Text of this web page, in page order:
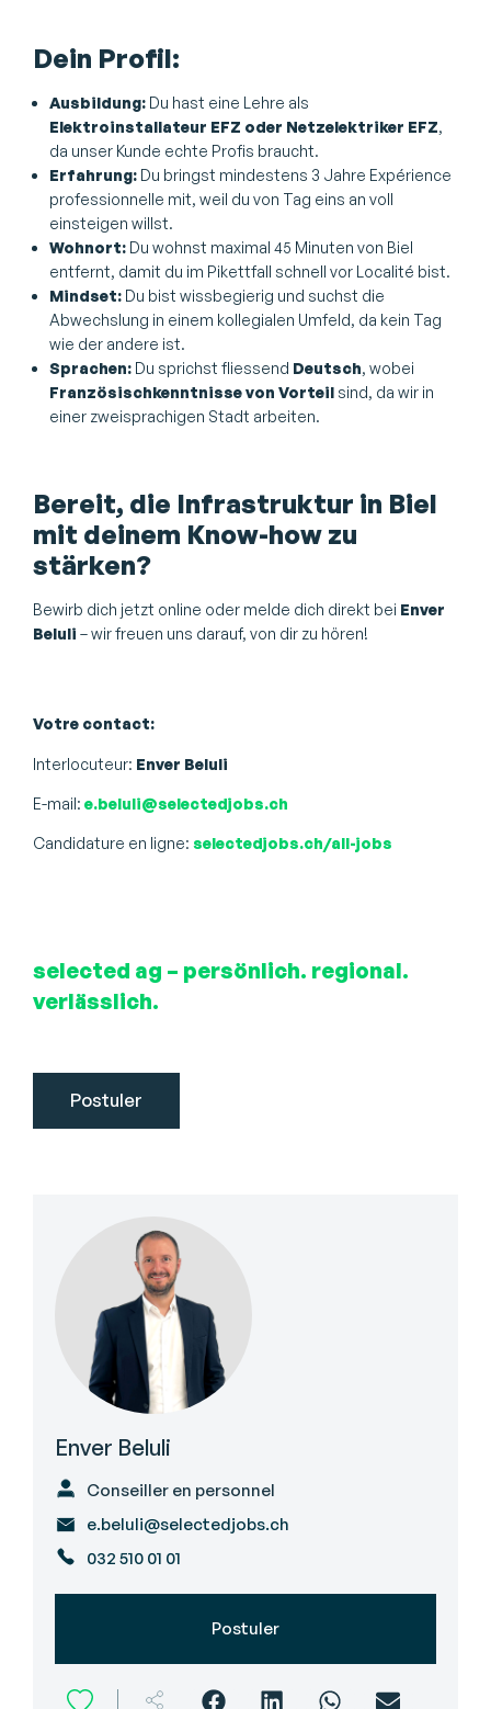
Dein Profil:
Ausbildung: Du hast eine Lehre als
Elektroinstallateur EFZ oder Netzelektriker EFZ,
da unser Kunde echte Profis braucht.
Erfahrung: Du bringst mindestens 3 Jahre Expérience
professionnelle mit, weil du von Tag eins an voll
einsteigen willst.
Wohnort: Du wohnst maximal 45 Minuten von Biel
entfernt, damit du im Pikettfall schnell vor Localité bist.
Mindset: Du bist wissbegierig und suchst die
Abwechslung in einem kollegialen Umfeld, da kein Tag
wie der andere ist.
Sprachen: Du sprichst fliessend Deutsch, wobei
Französischkenntnisse von Vorteilsind, da wir in
einer zweisprachigen Stadt arbeiten.
Bereit, die Infrastruktur in Biel
mit deinem Know-how zu
stärken?
Bewirb dich jetzt online oder melde dich direkt bei Enver
Beluli – wir freuen uns darauf, von dir zu hören!
Votre contact:
Interlocuteur: Enver Beluli
E-mail: e.beluli@selectedjobs.ch
Candidature en ligne: selectedjobs.ch/all-jobs
selected ag – persönlich. regional.
verlässlich.
Enver Beluli
Conseiller en personnel
e.beluli@selectedjobs.ch
032 510 01 01
Postuler